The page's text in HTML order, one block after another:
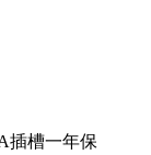
插槽一年保